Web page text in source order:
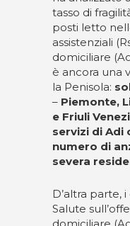
tasso di
posti letto
assistenziali
domiciliare
è ancora una
la Penisola:
– Piemonte,
e Friuli
servizi di Adi
numero di
severa
D’altra parte,
Salute